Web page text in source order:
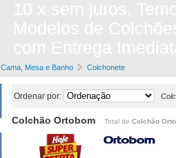
Cama, Mesa e Banho Colchonete
Ordenar por:
Colchão Ortobom Total de Colchão